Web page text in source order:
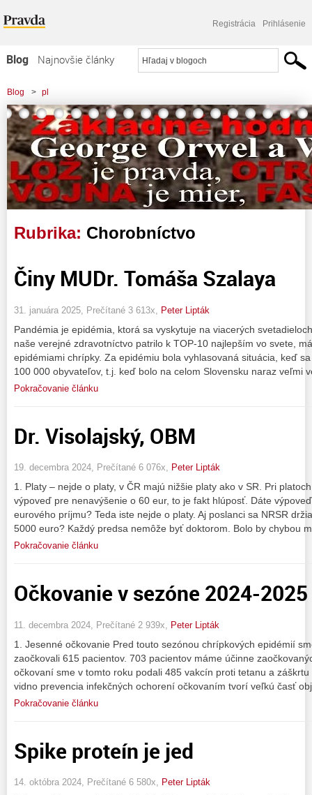
Registrácia Prihlásenie
Blog
Najnovšie články
Najčítanejšie články
Najkomentovanejšie články
Zoznam blogov
Komerčné blogy
Blog > pl
Rubrika: Chorobníctvo
Činy MUDr. Tomáša Szalaya
31. januára 2025, Prečítané 3 613x, Peter Lipták
Pandémia je epidémia, ktorá sa vyskytuje na viacerých
naše verejné zdravotníctvo patrilo k TOP-10 najlepším vo svete,
epidémiami chrípky. Za epidémiu bola vyhlasovaná situácia, keď
100 000 obyvateľov, t.j. keď bolo na celom Slovensku naraz veľmi
Pokračovanie článku
Dr. Visolajský, OBM
19. decembra 2024, Prečítané 6 076x, Peter Lipták
1. Platy – nejde o platy, v ČR majú nižšie platy ako v SR. Pri
výpoveď pre nenavýšenie o 60 eur, to je fakt hlúposť. Dáte
eurového príjmu? Teda iste nejde o platy. Aj poslanci sa NRSR
5000 euro? Každý predsa nemôže byť doktorom. Bolo by chybou
Pokračovanie článku
Očkovanie v sezóne 2024-2025
11. decembra 2024, Prečítané 2 939x, Peter Lipták
1. Jesenné očkovanie Pred touto sezónou chrípkových epidémií
zaočkovali 615 pacientov. 703 pacientov máme účinne
očkovaní sme v tomto roku podali 485 vakcín proti tetanu a
vidno prevencia infekčných ochorení očkovaním tvorí veľkú časť
Pokračovanie článku
Spike proteín je jed
14. októbra 2024, Prečítané 6 580x, Peter Lipták